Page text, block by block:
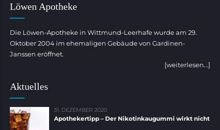
Löwen Apotheke
Die Löwen-Apotheke in Wittmund-Leerhafe wurde am 29.
Oktober 2004 im ehemaligen Gebäude von Gardinen-
Janssen eröffnet.
[weiterlesen...]
Aktuelles
31. DEZEMBER 2020
Apothekertipp – Der Nikotinkaugummi wirkt nicht